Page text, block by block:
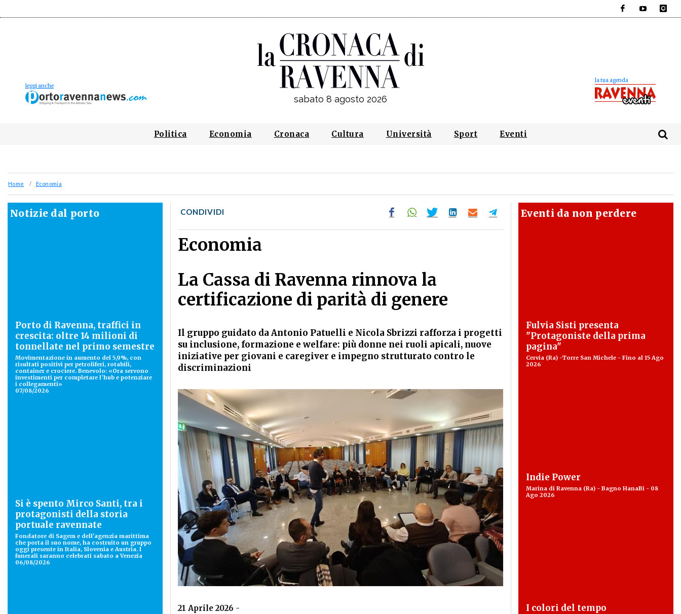
sabato 8 agosto 2026
Politica Economia Cronaca Cultura Università Sport Eventi
Home Economia
Notizie dal porto
Porto di Ravenna, traffici in
crescita: oltre 14 milioni di
tonnellate nel primo semestre
Movimentazione in aumento del 5,9%, con
risultati positivi per petroliferi, rotabili,
container e crociere. Benevolo: «Ora servono
investimenti per completare l’hub e potenziare
i collegamenti»
07/08/2026
Si è spento Mirco Santi, tra i
protagonisti della storia
portuale ravennate
Fondatore di Sagem e dell'agenzia marittima
che porta il suo nome, ha costruito un gruppo
oggi presente in Italia, Slovenia e Austria. I
funerali saranno celebrati sabato a Venezia
06/08/2026
CONDIVIDI
Economia
La Cassa di Ravenna rinnova la
certificazione di parità di genere
Il gruppo guidato da Antonio Patuelli e Nicola Sbrizzi rafforza i progetti
su inclusione, formazione e welfare: più donne nei ruoli apicali, nuove
iniziative per giovani e caregiver e impegno strutturato contro le
discriminazioni
21 Aprile 2026 -
Eventi da non perdere
Fulvia Sisti presenta
"Protagoniste della prima
pagina"
Cervia (Ra) -Torre San Michele - Fino al 15 Ago
2026
Indie Power
Marina di Ravenna (Ra) - Bagno HanaBi - 08
Ago 2026
I colori del tempo